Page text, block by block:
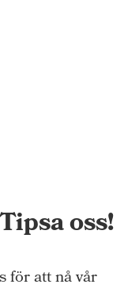
Tipsa oss!
för att nå vår